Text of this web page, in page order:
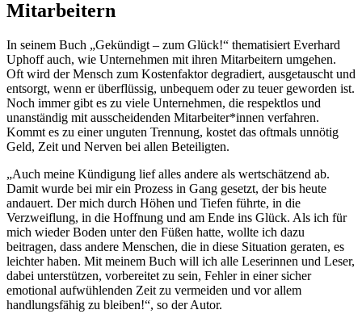
Mitarbeitern
In seinem Buch „Gekündigt – zum Glück!“ thematisiert Everhard
Uphoff auch, wie Unternehmen mit ihren Mitarbeitern umgehen.
Oft wird der Mensch zum Kostenfaktor degradiert, ausgetauscht und
entsorgt, wenn er überflüssig, unbequem oder zu teuer geworden ist.
Noch immer gibt es zu viele Unternehmen, die respektlos und
unanständig mit ausscheidenden Mitarbeiter*innen verfahren.
Kommt es zu einer unguten Trennung, kostet das oftmals unnötig
Geld, Zeit und Nerven bei allen Beteiligten.
„Auch meine Kündigung lief alles andere als wertschätzend ab.
Damit wurde bei mir ein Prozess in Gang gesetzt, der bis heute
andauert. Der mich durch Höhen und Tiefen führte, in die
Verzweiflung, in die Hoffnung und am Ende ins Glück. Als ich für
mich wieder Boden unter den Füßen hatte, wollte ich dazu
beitragen, dass andere Menschen, die in diese Situation geraten, es
leichter haben. Mit meinem Buch will ich alle Leserinnen und Leser,
dabei unterstützen, vorbereitet zu sein, Fehler in einer sicher
emotional aufwühlenden Zeit zu vermeiden und vor allem
handlungsfähig zu bleiben!“, so der Autor.